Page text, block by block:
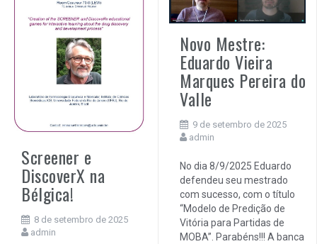
Novo Mestre:
Eduardo Vieira
Marques Pereira do
Valle
9 de setembro de 2025
admin
No dia 8/9/2025 Eduardo
defendeu seu mestrado
com sucesso, com o título
“Modelo de Predição de
Vitória para Partidas de
MOBA”. Parabéns!!! A banca
Screener e
DiscoverX na
Bélgica!
8 de setembro de 2025
admin